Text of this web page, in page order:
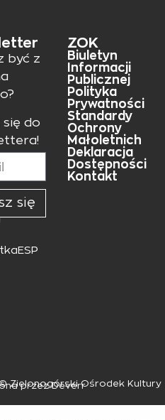
być z
się do
się
ZOK
Biuletyn
Informacji
Publicznej
Polityka
Prywatności
Standardy
Ochrony
Małoletnich
Deklaracja
Dostępności
Kontakt
Zielonogórski Ośrodek Kultury
przez Deverr